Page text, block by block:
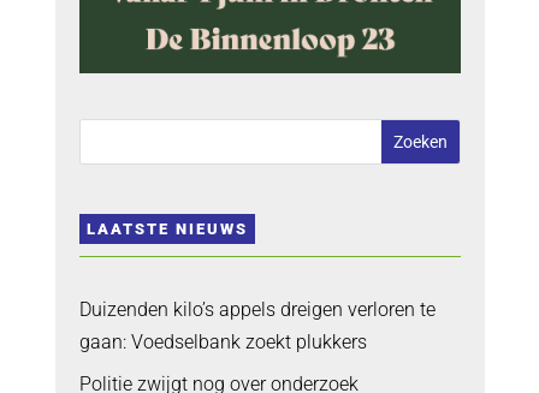
LAATSTE NIEUWS
Duizenden kilo’s appels dreigen verloren te
gaan: Voedselbank zoekt plukkers
Politie zwijgt nog over onderzoek